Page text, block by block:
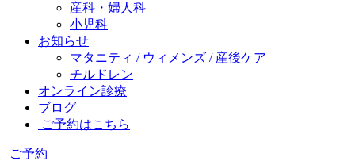
産科・婦人科
小児科
お知らせ
マタニティ / ウィメンズ / 産後ケア
チルドレン
オンライン診療
ブログ
ご予約はこちら
ご予約